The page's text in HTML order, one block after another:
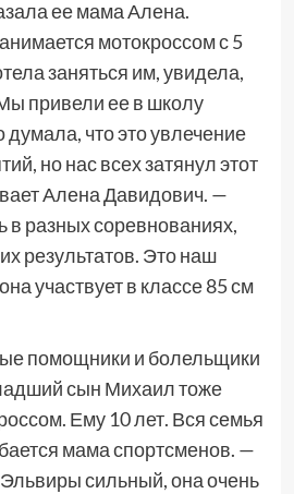
ее мама Алена.
мотокроссом с 5
заняться им, увидела,
привели ее в школу
что это увлечение
но нас всех затянул этот
Алена Давидович. —
в разных соревнованиях,
результатов. Это наш
участвует в классе 85 см
помощники и болельщики
сын Михаил тоже
Ему 10 лет. Вся семья
мама спортсменов. —
сильный, она очень